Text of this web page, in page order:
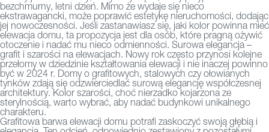
bezchmurny, letni dzień. Mimo że wydaje się nieco
ekstrawagancki, może poprawić estetykę nieruchomości, dodając
jej nowoczesności. Jeśli zastanawiasz się, jaki kolor powinna mieć
elewacja domu, ta propozycja jest dla osób, które pragną ożywić
otoczenie i nadać mu nieco odmienności. Surowa elegancja –
grafit i szarości na elewacjach. Nowy rok często przynosi kolejne
przełomy w dziedzinie kształtowania elewacji i nie inaczej powinno
być w 2024 r. Domy o grafitowych, stalowych czy ołowianych
tynków zdają się odzwierciedlać surową elegancję współczesnej
architektury. Kolor szarości, choć nierzadko kojarzona ze
sterylnością, warto wybrać, aby nadać budynkowi unikalnego
charakteru.
Grafitowa barwa elewacji domu potrafi zaskoczyć swoją głębią i